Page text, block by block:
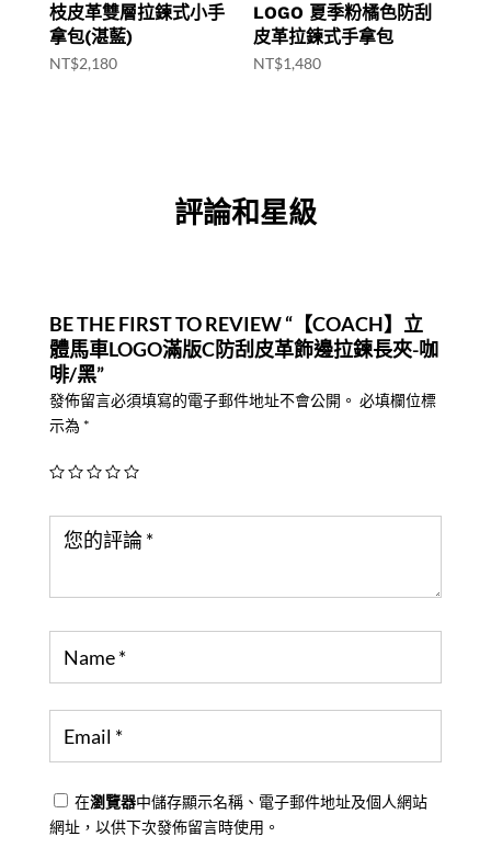
枝皮革雙層拉鍊式小手
拿包(湛藍)
NT$2,180
LOGO 夏季粉橘色防刮
皮革拉鍊式手拿包
NT$1,480
評論和星級
BE THE FIRST TO REVIEW “【COACH】立
體馬車LOGO滿版C防刮皮革飾邊拉鍊長夾-咖
啡/黑”
發佈留言必須填寫的電子郵件地址不會公開。 必填欄位標
示為 *
在瀏覽器中儲存顯示名稱、電子郵件地址及個人網站
網址，以供下次發佈留言時使用。